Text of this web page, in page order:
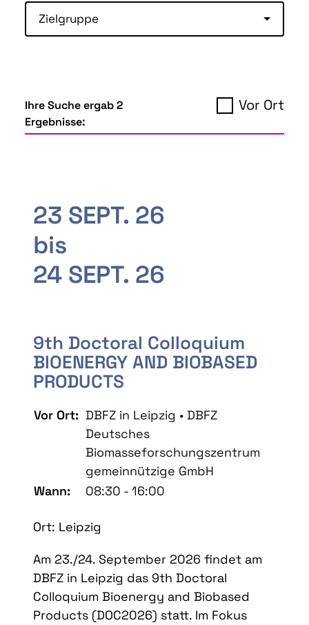
Zielgruppe
Ihre Suche ergab 2
Ergebnisse:
Vor Ort
23 SEPT. 26
bis
24 SEPT. 26
9th Doctoral Colloquium
BIOENERGY AND BIOBASED
PRODUCTS
Vor Ort: DBFZ in Leipzig • DBFZ
Deutsches
Biomasseforschungszentrum
gemeinnützige GmbH
Wann:
08:30 - 16:00
Ort: Leipzig
Am 23./24. September 2026 findet am
DBFZ in Leipzig das 9th Doctoral
Colloquium Bioenergy and Biobased
Products (DOC2026) statt. Im Fokus